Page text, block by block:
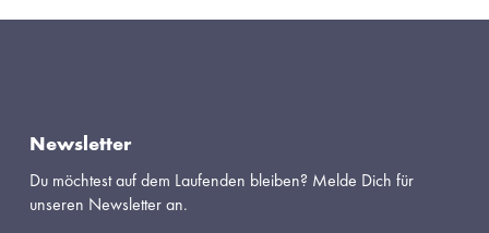
Newsletter
Du möchtest auf dem Laufenden bleiben? Melde Dich für
unseren Newsletter an.